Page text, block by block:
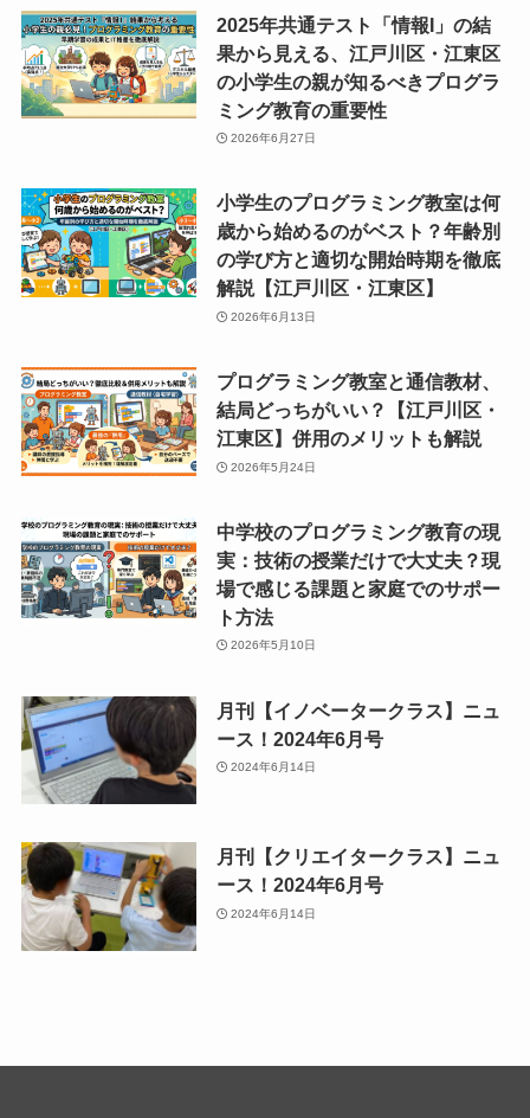
2025年共通テスト「情報I」の結
果から見える、江戸川区・江東区
の小学生の親が知るべきプログラ
ミング教育の重要性
2026年6月27日
小学生のプログラミング教室は何
歳から始めるのがベスト？年齢別
の学び方と適切な開始時期を徹底
解説【江戸川区・江東区】
2026年6月13日
プログラミング教室と通信教材、
結局どっちがいい？【江戸川区・
江東区】併用のメリットも解説
2026年5月24日
中学校のプログラミング教育の現
実：技術の授業だけで大丈夫？現
場で感じる課題と家庭でのサポー
ト方法
2026年5月10日
月刊【イノベータークラス】ニュ
ース！2024年6月号
2024年6月14日
月刊【クリエイタークラス】ニュ
ース！2024年6月号
2024年6月14日